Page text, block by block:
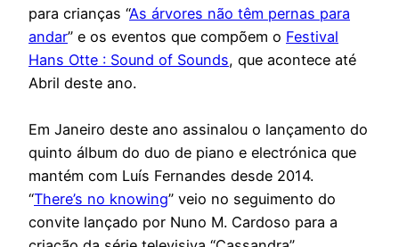
para crianças “As árvores não têm pernas para
andar” e os eventos que compõem o Festival
Hans Otte : Sound of Sounds, que acontece até
Abril deste ano.
Em Janeiro deste ano assinalou o lançamento do
quinto álbum do duo de piano e electrónica que
mantém com Luís Fernandes desde 2014.
“There’s no knowing” veio no seguimento do
convite lançado por Nuno M. Cardoso para a